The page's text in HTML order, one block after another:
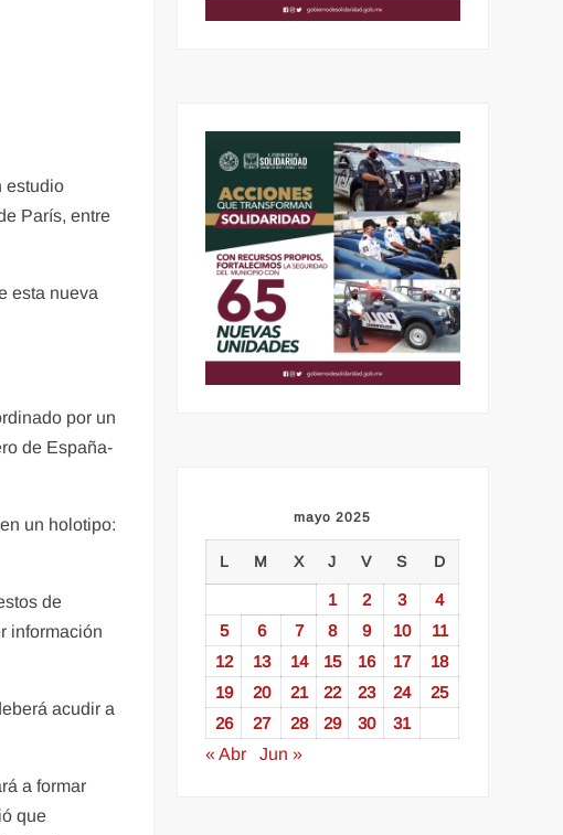
estudio
París, entre
esta nueva
por un
de España-
un holotipo:
de
información
acudir a
a formar
que
mayo 2025
L M X J V S D
1 2 3
4
5
6 7 8 9 10
11
12
13 14 15 16 17
18
19
20 21 22 23 24
25
26
27 28 29 30
31
« Abr
Jun »